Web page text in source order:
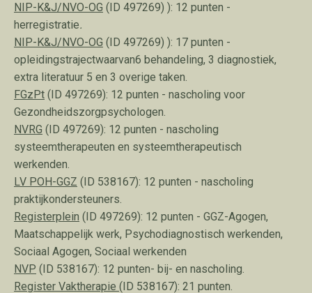
NIP-K&J/NVO-OG (ID 497269) ): 12 punten -
herregistratie.
NIP-K&J/NVO-OG (ID 497269) ): 17 punten -
opleidingstrajectwaarvan6 behandeling, 3 diagnostiek,
extra literatuur 5 en 3 overige taken.
FGzPt (ID 497269): 12 punten - nascholing voor
Gezondheidszorgpsychologen.
NVRG (ID 497269): 12 punten - nascholing
systeemtherapeuten en systeemtherapeutisch
werkenden.
LV POH-GGZ (ID 538167): 12 punten - nascholing
praktijkondersteuners.
Registerplein (ID 497269): 12 punten - GGZ-Agogen,
Maatschappelijk werk, Psychodiagnostisch werkenden,
Sociaal Agogen, Sociaal werkenden
NVP (ID 538167): 12 punten- bij- en nascholing.
Register Vaktherapie (ID 538167): 21 punten.